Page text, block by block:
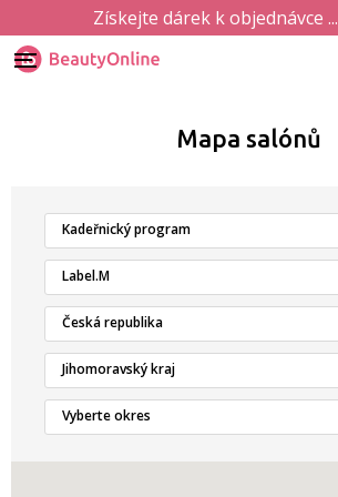
Získejte dárek k objednávce ...
Mapa salónů
Kadeřnický program
Label.M
Česká republika
Jihomoravský kraj
Vyberte okres